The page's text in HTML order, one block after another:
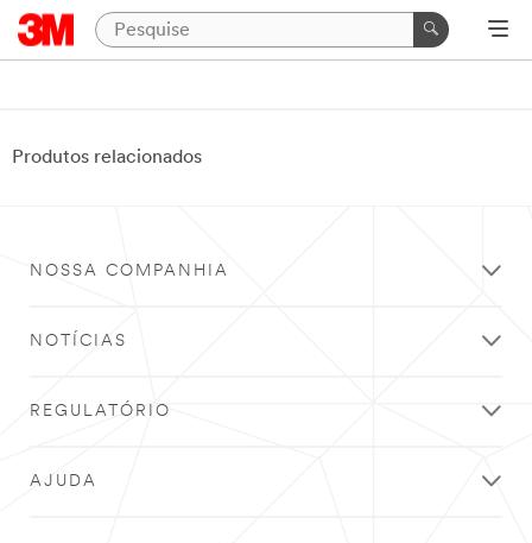
Produtos relacionados
NOSSA COMPANHIA
NOTÍCIAS
REGULATÓRIO
AJUDA